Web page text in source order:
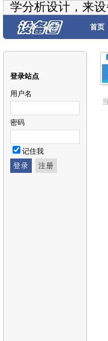
学分析设计，来
首页
登录站点
用户名
密码
记住我